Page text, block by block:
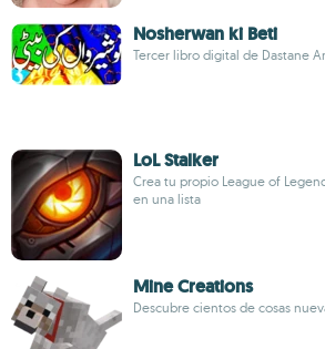
Nosherwan ki Beti
Tercer libro digital de Dastane
LoL Stalker
Crea tu propio League of
en una lista
Mine Creations
Descubre cientos de cosas